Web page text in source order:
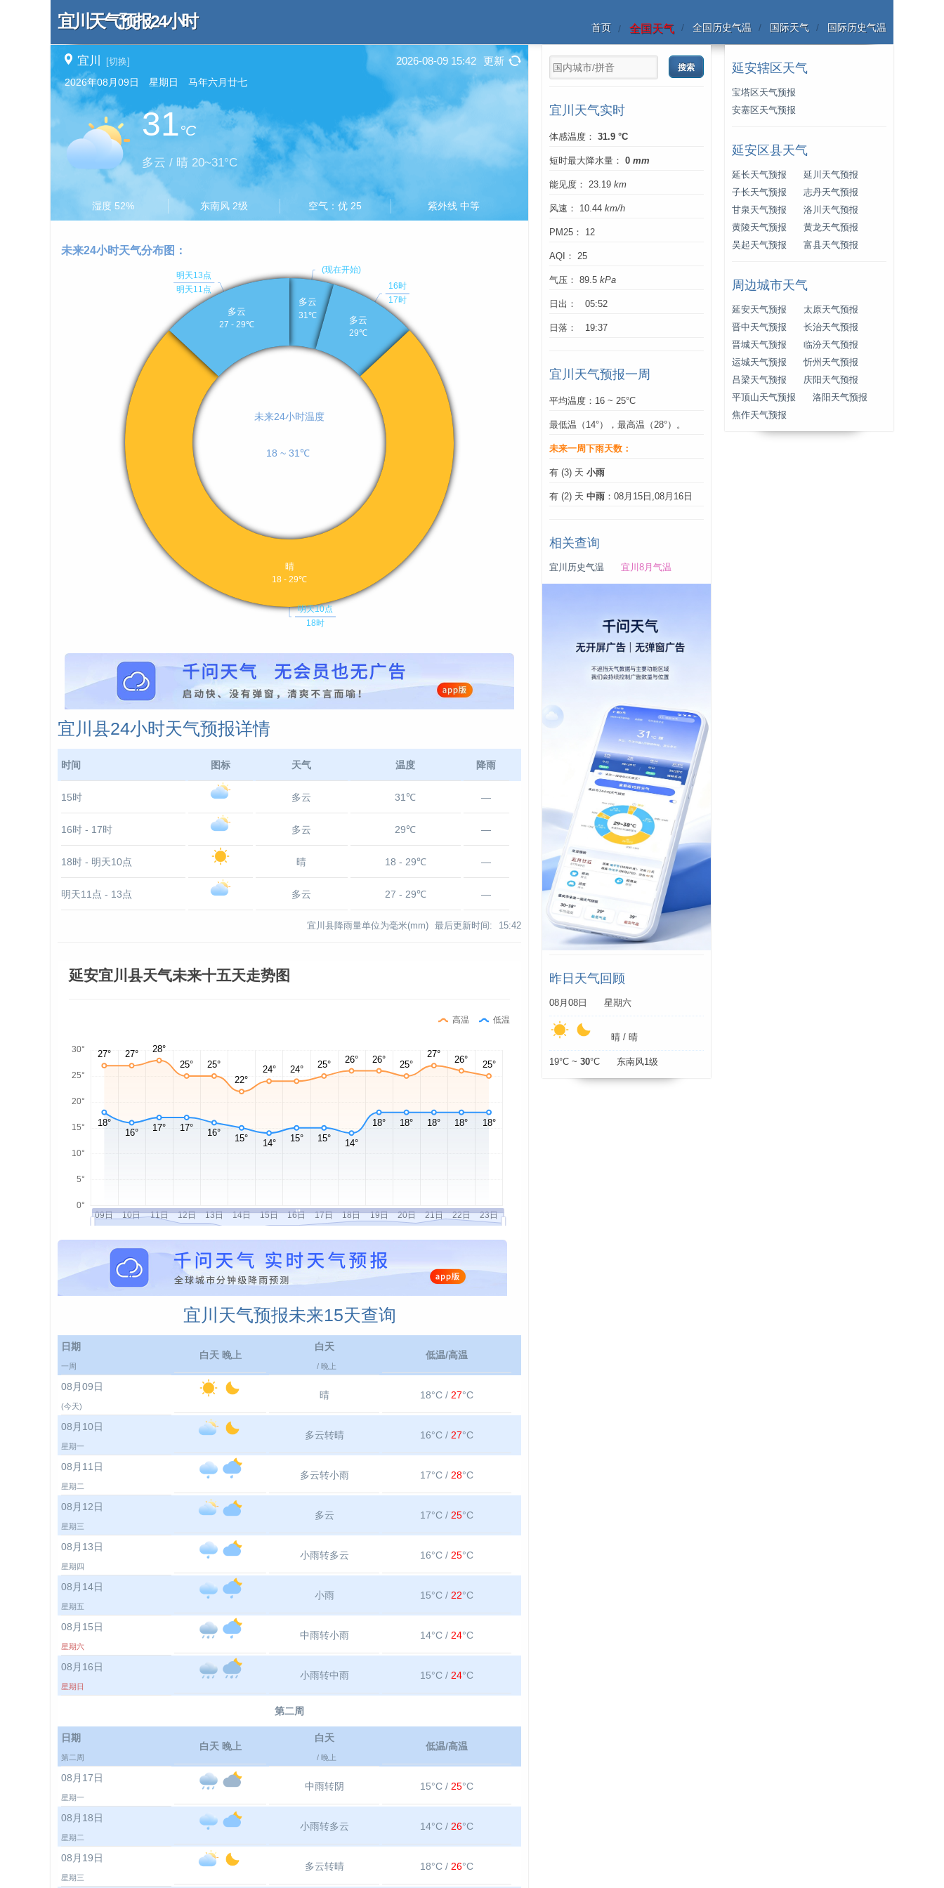
宜川天气预报24小时 首页 全国天气 全国历史气温 国际天气 国际历史气温
宜川 [切换] 2026-08-09 15:42 更新
2026年08月09日 星期日 马年六月廿七
31°C
多云 / 晴 20~31°C
湿度 52% 东南风 2级 空气：优 25 紫外线 中等
宜川县24小时天气预报详情
时间 图标 天气 温度 降雨
15时 多云 31℃ —
16时 - 17时 多云 29℃ —
18时 - 明天10点 晴 18 - 29℃ —
明天11点 - 13点 多云 27 - 29℃ —
宜川县降雨量单位为毫米(mm) 最后更新时间: 15:42
延安宜川县天气未来十五天走势图
高温 低温
宜川天气预报未来15天查询
日期
一周
白天 晚上
白天
/ 晚上
低温/高温
08月09日
(今天)
晴 18°C / 27°C
08月10日
星期一
多云转晴 16°C / 27°C
08月11日
星期二
多云转小雨 17°C / 28°C
08月12日
星期三
多云 17°C / 25°C
08月13日
星期四
小雨转多云 16°C / 25°C
08月14日
星期五
小雨 15°C / 22°C
08月15日
星期六
中雨转小雨 14°C / 24°C
08月16日
星期日
小雨转中雨 15°C / 24°C
第二周
日期
第二周
白天 晚上
白天
/ 晚上
低温/高温
08月17日
星期一
中雨转阴 15°C / 25°C
08月18日
星期二
小雨转多云 14°C / 26°C
08月19日
星期三
多云转晴 18°C / 26°C
宜川天气实时
体感温度： 31.9 °C
短时最大降水量： 0 mm
能见度： 23.19 km
风速： 10.44 km/h
PM25： 12
AQI： 25
气压： 89.5 kPa
日出： 05:52
日落： 19:37
宜川天气预报一周
平均温度：16 ~ 25°C
最低温（14°），最高温（28°）。
未来一周下雨天数：
有 (3) 天 小雨
有 (2) 天 中雨 ：08月15日,08月16日
相关查询
宜川历史气温 宜川8月气温
昨日天气回顾
08月08日 星期六
晴 / 晴
19°C ~ 30°C 东南风1级
延安辖区天气
宝塔区天气预报
安塞区天气预报
延安区县天气
延长天气预报
延川天气预报
子长天气预报
志丹天气预报
甘泉天气预报
洛川天气预报
黄陵天气预报
黄龙天气预报
吴起天气预报
富县天气预报
周边城市天气
延安天气预报
太原天气预报
晋中天气预报
长治天气预报
晋城天气预报
临汾天气预报
运城天气预报
忻州天气预报
吕梁天气预报
庆阳天气预报
平顶山天气预报
洛阳天气预报
焦作天气预报